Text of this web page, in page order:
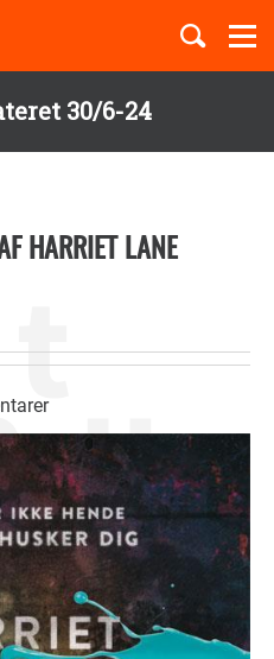
30/6-24
Børnebøger
HARRIET LANE